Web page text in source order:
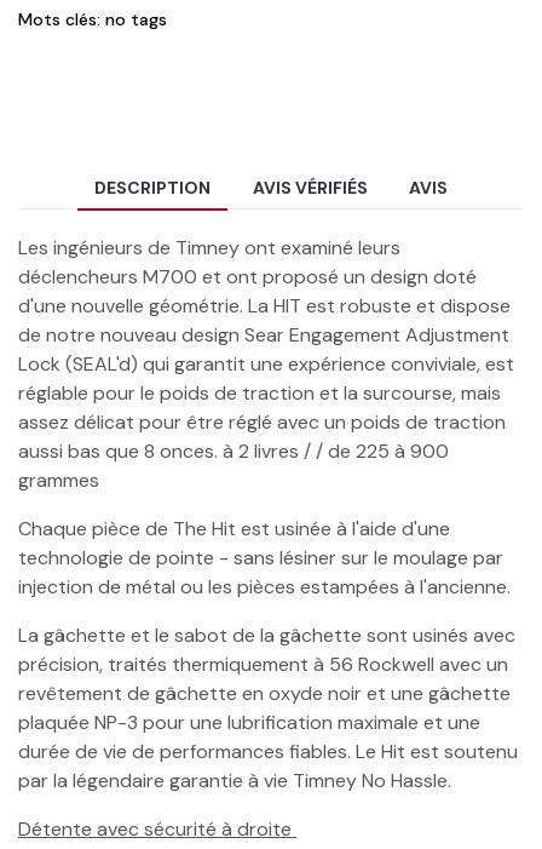
Mots clés: no tags
DESCRIPTION AVIS VÉRIFIÉS AVIS
Les ingénieurs de Timney ont examiné leurs
déclencheurs M700 et ont proposé un design doté
d'une nouvelle géométrie. La HIT est robuste et dispose
de notre nouveau design Sear Engagement Adjustment
Lock (SEAL'd) qui garantit une expérience conviviale, est
réglable pour le poids de traction et la surcourse, mais
assez délicat pour être réglé avec un poids de traction
aussi bas que 8 onces. à 2 livres / / de 225 à 900
grammes
Chaque pièce de The Hit est usinée à l'aide d'une
technologie de pointe - sans lésiner sur le moulage par
injection de métal ou les pièces estampées à l'ancienne.
La gâchette et le sabot de la gâchette sont usinés avec
précision, traités thermiquement à 56 Rockwell avec un
revêtement de gâchette en oxyde noir et une gâchette
plaquée NP-3 pour une lubrification maximale et une
durée de vie de performances fiables. Le Hit est soutenu
par la légendaire garantie à vie Timney No Hassle.
Détente avec sécurité à droite